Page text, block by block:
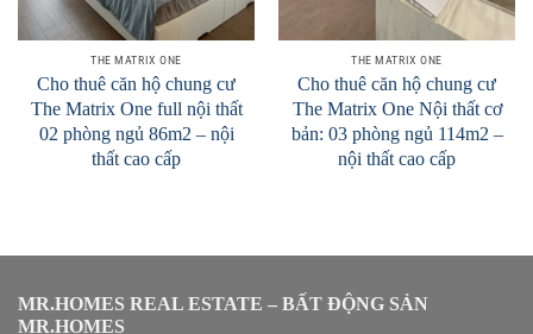
THE MATRIX ONE
Cho thuê căn hộ chung cư
The Matrix One full nội thất
02 phòng ngủ 86m2 – nội
thất cao cấp
THE MATRIX ONE
Cho thuê căn hộ chung cư
The Matrix One Nội thất cơ
bản: 03 phòng ngủ 114m2 –
nội thất cao cấp
MR.HOMES REAL ESTATE – BẤT ĐỘNG SẢN
MR.HOMES